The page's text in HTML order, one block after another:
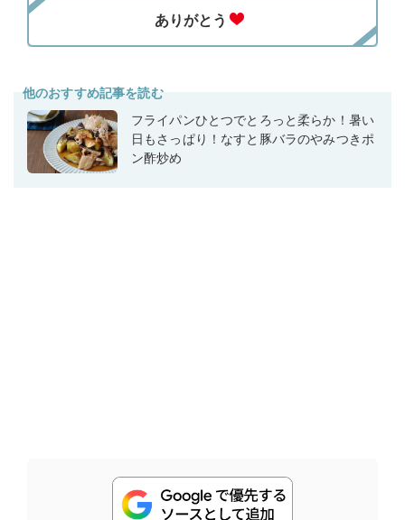
他のおすすめ記事を読む
フライパンひとつでとろっと柔らか！暑い
日もさっぱり！なすと豚バラのやみつきポ
ン酢炒め